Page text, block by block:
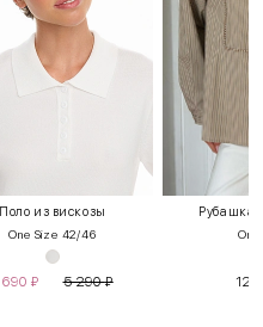
Поло из вискозы
One Size 42/46
690 ₽ 5 290₽
Рубашка
12